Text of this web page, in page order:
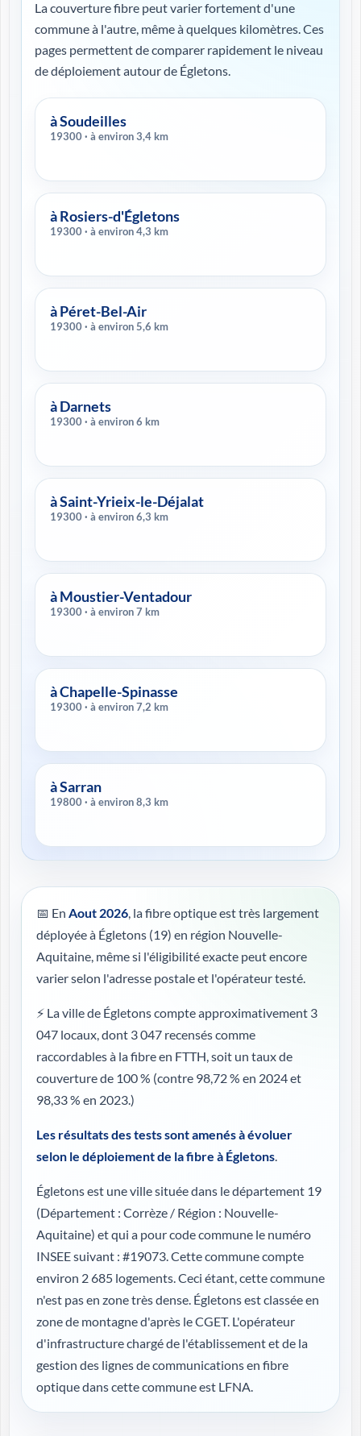
La couverture fibre peut varier fortement d'une
commune à l'autre, même à quelques kilomètres. Ces
pages permettent de comparer rapidement le niveau
de déploiement autour de Égletons.
à Soudeilles
19300 · à environ 3,4 km
à Rosiers-d'Égletons
19300 · à environ 4,3 km
à Péret-Bel-Air
19300 · à environ 5,6 km
à Darnets
19300 · à environ 6 km
à Saint-Yrieix-le-Déjalat
19300 · à environ 6,3 km
à Moustier-Ventadour
19300 · à environ 7 km
à Chapelle-Spinasse
19300 · à environ 7,2 km
à Sarran
19800 · à environ 8,3 km
📅 En Aout 2026, la fibre optique est très largement
déployée à Égletons (19) en région Nouvelle-
Aquitaine, même si l'éligibilité exacte peut encore
varier selon l'adresse postale et l'opérateur testé.
⚡ La ville de Égletons compte approximativement 3
047 locaux, dont 3 047 recensés comme
raccordables à la fibre en FTTH, soit un taux de
couverture de 100 % (contre 98,72 % en 2024 et
98,33 % en 2023.)
Les résultats des tests sont amenés à évoluer
selon le déploiement de la fibre à Égletons.
Égletons est une ville située dans le département 19
(Département : Corrèze / Région : Nouvelle-
Aquitaine) et qui a pour code commune le numéro
INSEE suivant : #19073. Cette commune compte
environ 2 685 logements. Ceci étant, cette commune
n'est pas en zone très dense. Égletons est classée en
zone de montagne d'après le CGET. L'opérateur
d'infrastructure chargé de l'établissement et de la
gestion des lignes de communications en fibre
optique dans cette commune est LFNA.